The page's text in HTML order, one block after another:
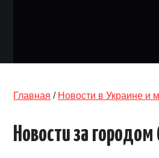
Главная / Новости в Украине и
Новости за